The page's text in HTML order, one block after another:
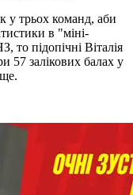
у трьох команд, аби
в "міні-
то підопічні Віталія
57 залікових балах у